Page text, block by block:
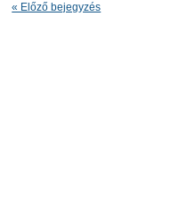
« Előző bejegyzés